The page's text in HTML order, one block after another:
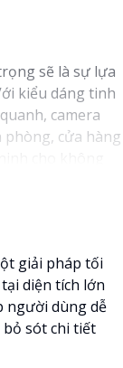
sẽ là sự lựa
kiểu dáng tinh
camera
phòng, cửa hàng
giải pháp tối
diện tích lớn
người dùng dễ
sót chi tiết